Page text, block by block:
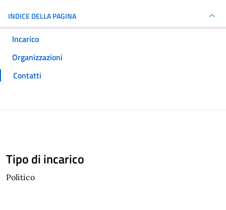
INDICE DELLA PAGINA
Incarico
Organizzazioni
Contatti
Tipo di incarico
Politico